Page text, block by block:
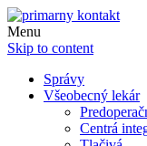
Menu
Skip to content
Správy
Všeobecný lekár
Centrá